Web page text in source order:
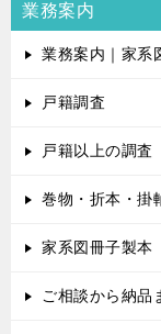
業務案内
業務案内｜家系
戸籍調査
戸籍以上の調査
巻物・折本・掛
家系図冊子製本
ご相談から納品